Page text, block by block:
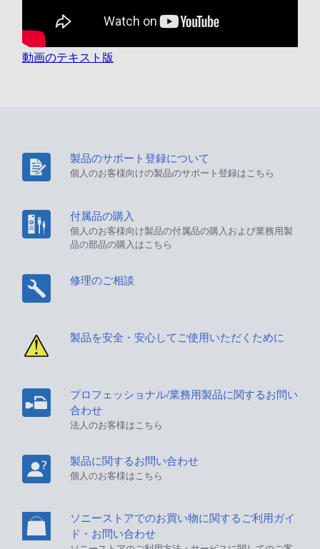
動画のテキスト版
製品のサポート登録について
個人のお客様向けの製品のサポート登録はこちら
付属品の購入
個人のお客様向け製品の付属品の購入および業務用製
品の部品の購入はこちら
修理のご相談
製品を安全・安心してご使用いただくために
プロフェッショナル/業務用製品に関するお問い
合わせ
法人のお客様はこちら
製品に関するお問い合わせ
個人のお客様はこちら
ソニーストアでのお買い物に関するご利用ガイ
ド・お問い合わせ